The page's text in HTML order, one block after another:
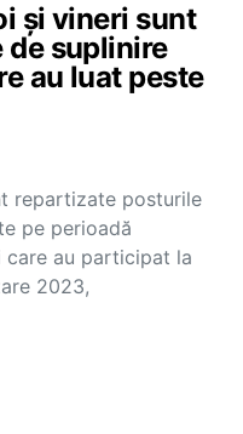
și vineri sunt
suplinire
au luat peste
repartizate posturile
pe perioadă
care au participat la
2023,